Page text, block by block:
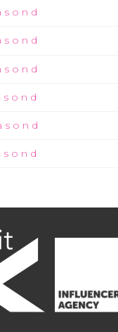
s o n d
s o n d
s o n d
s o n d
s o n d
s o n d